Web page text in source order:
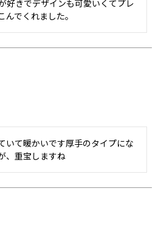
好きでデザインも可愛いくてプレ
でくれました。
いて暖かいです厚手のタイプにな
、重宝しますね